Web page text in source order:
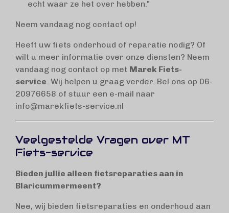
echt waar ze het over hebben."
Neem vandaag nog contact op!
Heeft uw fiets onderhoud of reparatie nodig? Of
wilt u meer informatie over onze diensten? Neem
vandaag nog contact op met Marek Fiets-
service. Wij helpen u graag verder. Bel ons op 06-
20976658 of stuur een e-mail naar
info@marekfiets-service.nl
Veelgestelde Vragen over MT
Fiets-service
Bieden jullie alleen fietsreparaties aan in
Blaricummermeent?
Nee, wij bieden fietsreparaties en onderhoud aan